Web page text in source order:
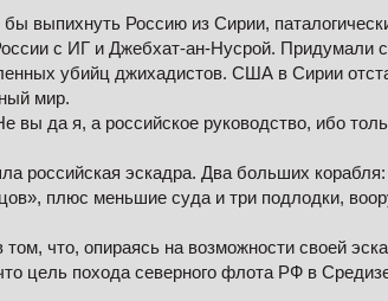
бы выпихнуть Россию из Сирии,
с ИГ и Джебхат-ан-Нусрой. Придумали
убийц джихадистов. США в Сирии
мир.
вы да я, а российское руководство, ибо
российская эскадра. Два больших
плюс меньшие суда и три подлодки,
что, опираясь на возможности своей
цель похода северного флота РФ в